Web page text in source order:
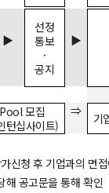
▶
선정
통보
·
공지
▶
모집
턴십사이트)
⇒ 기
신청 후 기업과의 면
해 공고문을 통해 확인